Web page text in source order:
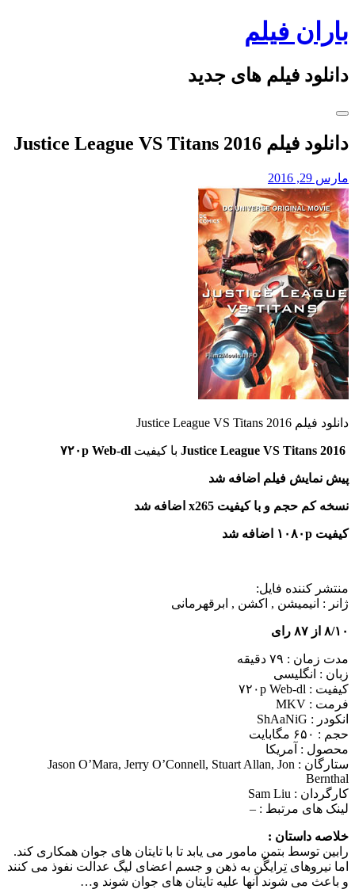
Skip
to
content
باران فیلم
دانلود فیلم های جدید
دانلود فیلم Justice League VS Titans 2016
مارس 29, 2016
دانلود فیلم Justice League VS Titans 2016
Justice League VS Titans 2016 با کیفیت ۷۲۰p Web-dl
پیش نمایش فیلم اضافه شد
نسخه کم حجم و با کیفیت x265 اضافه شد
کیفیت ۱۰۸۰p اضافه شد
منتشر کننده فایل:
ژانر : انیمیشن , اکشن , ابرقهرمانی
۸/۱۰ از ۸۷ رای
مدت زمان : ۷۹ دقیقه
زبان : انگلیسی
کیفیت : ۷۲۰p Web-dl
فرمت : MKV
انکودر : ShAaNiG
حجم : ۶۵۰ مگابایت
محصول : آمریکا
ستارگان : Jason O’Mara, Jerry O’Connell, Stuart Allan, Jon
Bernthal
کارگردان : Sam Liu
لینک های مرتبط : –
خلاصه داستان :
رابین توسط بتمن مامور می یابد تا با تایتان‌ های جوان همکاری کند.
اما نیروهای تِرایگُن به ذهن و جسم اعضای لیگ عدالت نفوذ می کنند
و باعث می شوند آنها علیه تایتان‌ های جوان شوند و…